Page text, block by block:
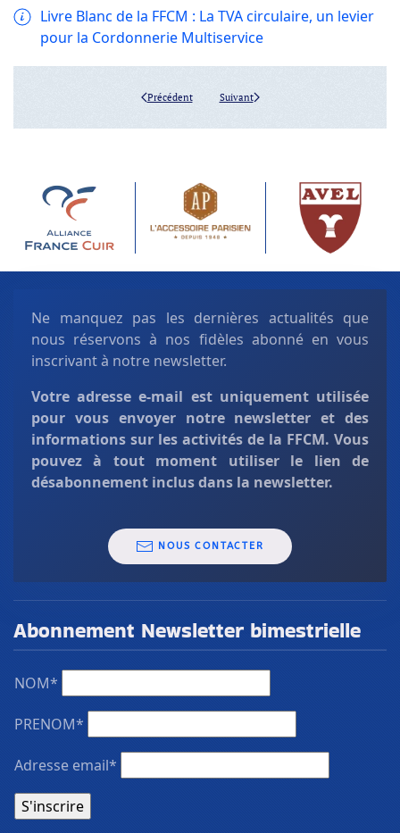
Livre Blanc de la FFCM : La TVA circulaire, un levier
pour la Cordonnerie Multiservice
Précédent Suivant
Ne manquez pas les dernières actualités que
nous réservons à nos fidèles abonné en vous
inscrivant à notre newsletter.
Votre adresse e-mail est uniquement utilisée
pour vous envoyer notre newsletter et des
informations sur les activités de la FFCM. Vous
pouvez à tout moment utiliser le lien de
désabonnement inclus dans la newsletter.
NOUS CONTACTER
Abonnement Newsletter bimestrielle
NOM*
PRENOM*
Adresse email*